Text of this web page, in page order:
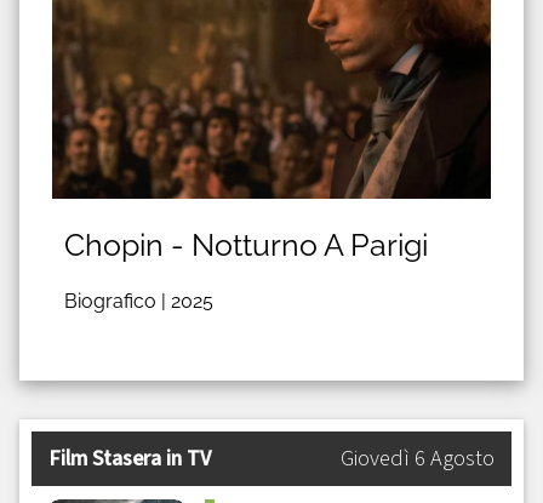
Chopin - Notturno A Parigi
Biografico | 2025